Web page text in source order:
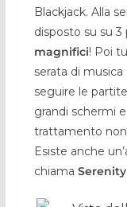
Blackjack. Alla
disposto su su 3
magnifici! Poi
serata di musica
seguire le
grandi schermi
trattamento
Esiste anche
chiama